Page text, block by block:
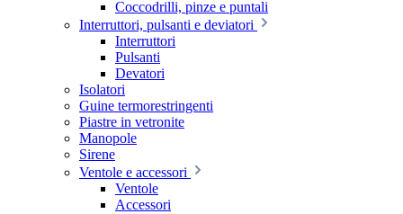
Coccodrilli, pinze e puntali
Interruttori, pulsanti e deviatori
Interruttori
Pulsanti
Devatori
Isolatori
Guine termorestringenti
Piastre in vetronite
Manopole
Sirene
Ventole e accessori
Ventole
Accessori